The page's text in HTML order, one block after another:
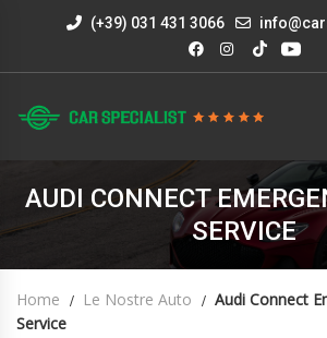
(+39) 031 431 3066
AUDI CONNECT
SERVICE
Home Le Nostre Auto
Audi Connect
Service